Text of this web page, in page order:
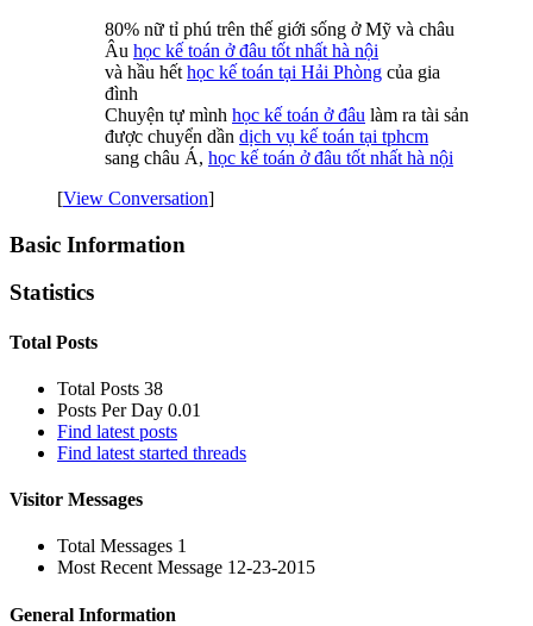
80% nữ tỉ phú trên thế giới sống ở Mỹ và châu
Âu học kế toán ở đâu tốt nhất hà nội
và hầu hết học kế toán tại Hải Phòng của gia
đình
Chuyện tự mình học kế toán ở đâu làm ra tài sản
được chuyển dần dịch vụ kế toán tại tphcm
sang châu Á, học kế toán ở đâu tốt nhất hà nội
[View Conversation]
Basic Information
Statistics
Total Posts
Total Posts 38
Posts Per Day 0.01
Find latest posts
Find latest started threads
Visitor Messages
Total Messages 1
Most Recent Message 12-23-2015
General Information